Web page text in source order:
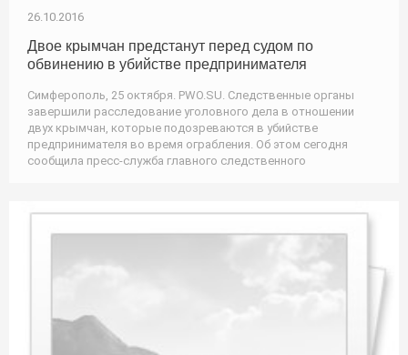
26.10.2016
Двое крымчан предстанут перед судом по
обвинению в убийстве предпринимателя
Симферополь, 25 октября. PWO.SU. Следственные органы
завершили расследование уголовного дела в отношении
двух крымчан, которые подозреваются в убийстве
предпринимателя во время ограбления. Об этом сегодня
сообщила пресс-служба главного следственного